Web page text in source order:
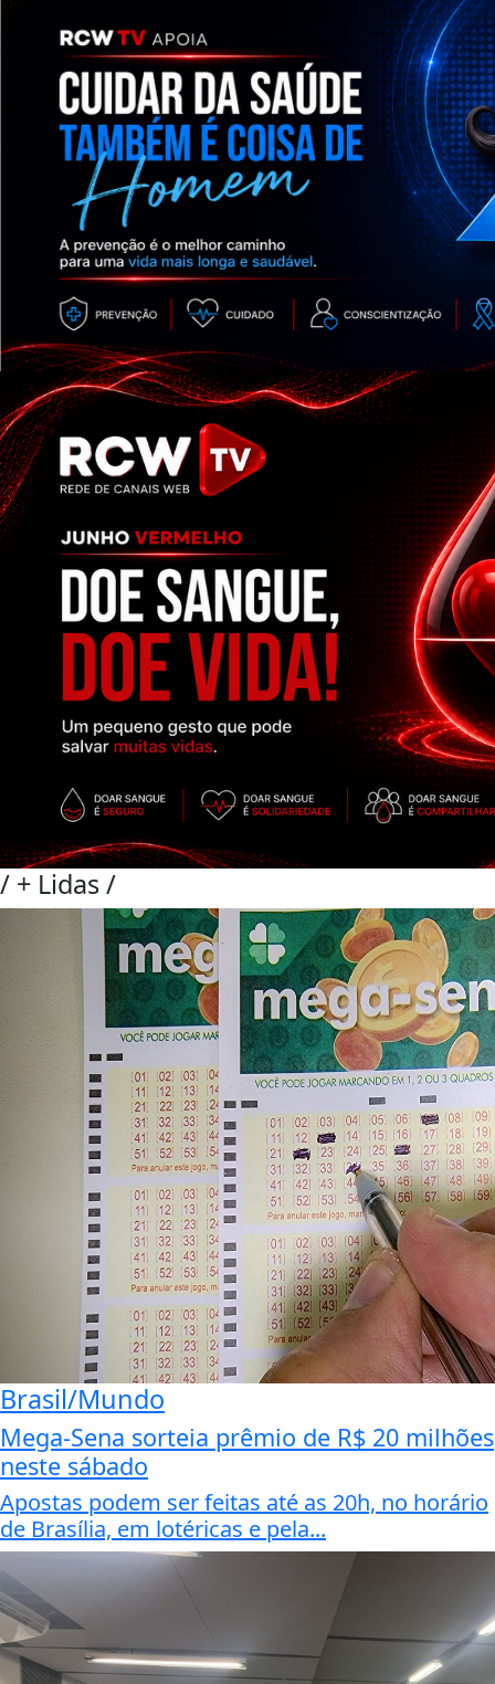
/ + Lidas/
Brasil/Mundo
Mega-Sena sorteia prêmio de R$ 20 milhões
neste sábado
Apostas podem ser feitas até as 20h, no horário
de Brasília, em lotéricas e pela...